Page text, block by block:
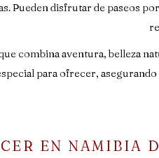
Pueden disfrutar de paseos
combina aventura, belleza
para ofrecer,
EN NAMIBIA